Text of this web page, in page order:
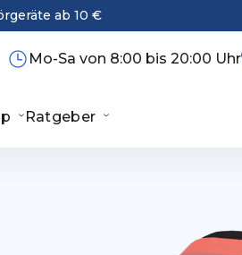
ab 10 €
Mo-Sa von 8:00 bis 20:00 Uhr
Ratgeber